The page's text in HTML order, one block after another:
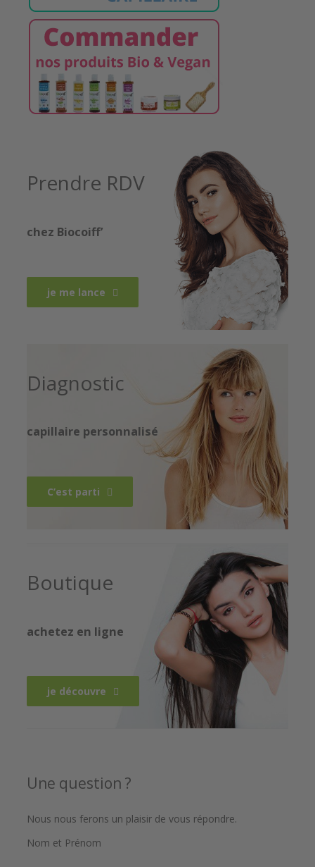
Prendre RDV
chez Biocoiff’
je me lance
Diagnostic
capillaire personnalisé
C’est parti
Boutique
achetez en ligne
je découvre
Une question ?
Nous nous ferons un plaisir de vous répondre.
Nom et Prénom